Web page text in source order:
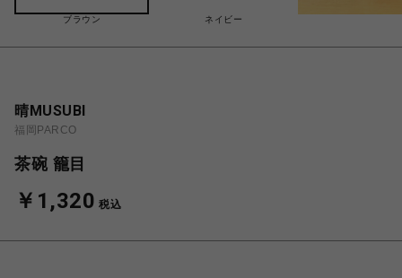
ブラウン ネイビー
晴MUSUBI
福岡PARCO
茶碗 籠目
￥1,320 税込